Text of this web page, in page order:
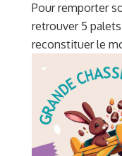
Pour remporter
retrouver 5
reconstituer le